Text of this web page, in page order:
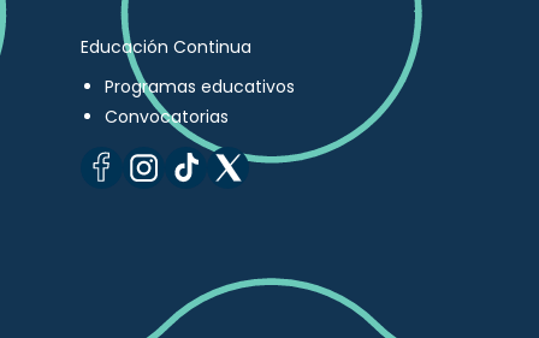
Educación Continua
Programas educativos
Convocatorias